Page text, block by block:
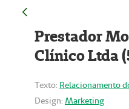
Prestador
Clínico Ltda
Texto: Relacionamento
Design: Marketing